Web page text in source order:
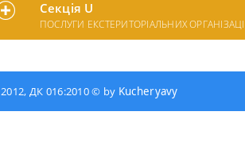
Секція U
ПОСЛУГИ ЕКСТЕРИТОРІАЛЬНИХ
2012, ДК 016:2010 © by Kucheryavy